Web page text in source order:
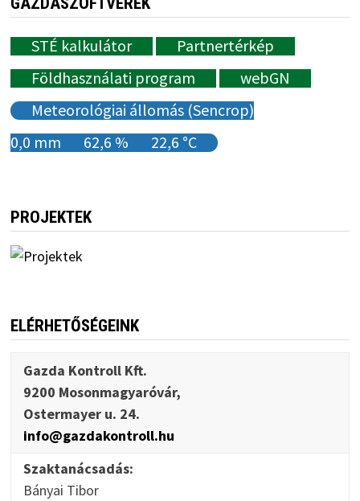
STÉ kalkulátor
Partnertérkép
Földhasználati program
webGN
Meteorológiai állomás (Sencrop)
0,0 mm
62,6 % 22,6 °C
PROJEKTEK
ELÉRHETŐSÉGEINK
Gazda Kontroll Kft.
9200 Mosonmagyaróvár,
Ostermayer u. 24.
info@gazdakontroll.hu
Szaktanácsadás:
Bányai Tibor